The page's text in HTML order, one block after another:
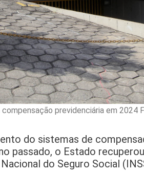
previdenciária em 2024
do sistemas de
passado, o Estado
do Seguro Social